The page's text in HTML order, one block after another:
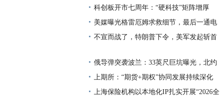
科创板开市七周年：“硬科技”矩阵增厚
美媒曝光格雷厄姆求救细节，最后一通电
不宣而战了，特朗普下令，美军发起斩首
俄导弹突袭波兰：33英尺巨坑曝光，北约
上期所：“期货+期权”协同发展持续深化
上海保险机构以本地化IP扎实开展“2026全